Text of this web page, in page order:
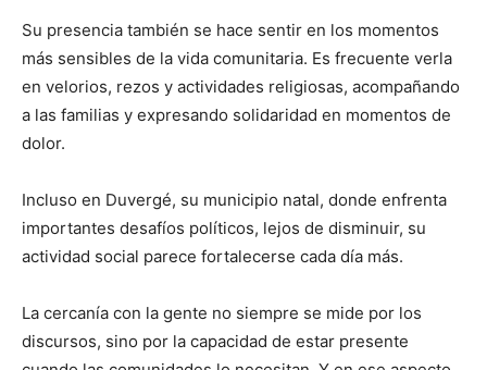
Su presencia también se hace sentir en los momentos
más sensibles de la vida comunitaria. Es frecuente verla
en velorios, rezos y actividades religiosas, acompañando
a las familias y expresando solidaridad en momentos de
dolor.
Incluso en Duvergé, su municipio natal, donde enfrenta
importantes desafíos políticos, lejos de disminuir, su
actividad social parece fortalecerse cada día más.
La cercanía con la gente no siempre se mide por los
discursos, sino por la capacidad de estar presente